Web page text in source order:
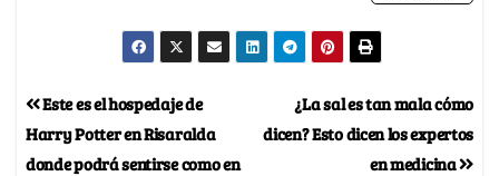
¿La sal es tan mala cómo
dicen? Esto dicen los expertos
en medicina
Este es el hospedaje de
Harry Potter en Risaralda
donde podrá sentirse como en